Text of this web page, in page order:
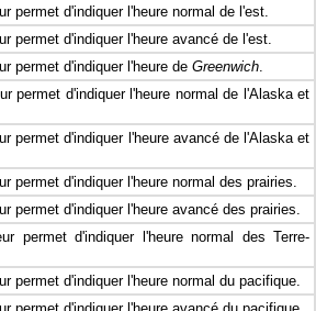
permet d'indiquer l'heure normal de l'est.
permet d'indiquer l'heure avancé de l'est.
permet d'indiquer l'heure de Greenwich.
permet d'indiquer l'heure normal de l'Alaska et
permet d'indiquer l'heure avancé de l'Alaska et
permet d'indiquer l'heure normal des prairies.
permet d'indiquer l'heure avancé des prairies.
permet d'indiquer l'heure normal des Terre-
permet d'indiquer l'heure normal du pacifique.